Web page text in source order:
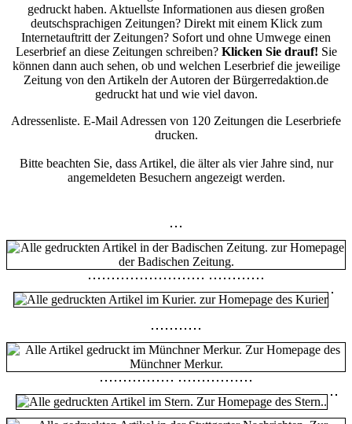
gedruckt haben. Aktuellste Informationen aus diesen großen
deutschsprachigen Zeitungen? Direkt mit einem Klick zum
Internetauftritt der Zeitungen? Sofort und ohne Umwege einen
Leserbrief an diese Zeitungen schreiben? Klicken Sie drauf! Sie
können dann auch sehen, ob und welchen Leserbrief die jeweilige
Zeitung von den Artikeln der Autoren der Bürgerredaktion.de
gedruckt hat und wie viel davon.
Adressenliste. E-Mail Adressen von 120 Zeitungen die Leserbriefe
drucken.
Bitte beachten Sie, dass Artikel, die älter als vier Jahre sind, nur
angemeldeten Besuchern angezeigt werden.